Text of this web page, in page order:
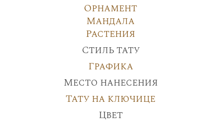
Орнамент
Мандала
Растения
Стиль тату
Графика
Место нанесения
Тату на ключице
Цвет